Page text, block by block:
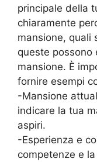
principale della
chiaramente
mansione, quali
queste possono
mansione. È
fornire esempi
-Mansione
indicare la tua
aspiri.
-Esperienza e
competenze e